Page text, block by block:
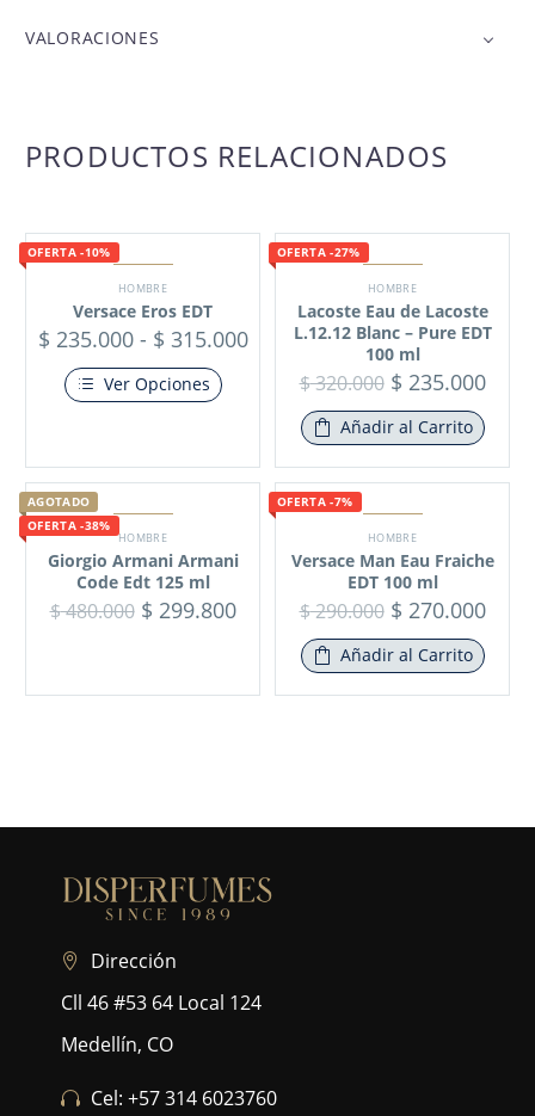
VALORACIONES
PRODUCTOS RELACIONADOS
OFERTA -10%
HOMBRE
Versace Eros EDT
$ 235.000 - $ 315.000
Ver Opciones
OFERTA -27%
HOMBRE
Lacoste Eau de Lacoste
L.12.12 Blanc – Pure EDT
100 ml
$320.000 $ 235.000
Añadir al Carrito
AGOTADO
OFERTA -38%
HOMBRE
Giorgio Armani Armani
Code Edt 125 ml
$480.000 $ 299.800
OFERTA -7%
HOMBRE
Versace Man Eau Fraiche
EDT 100 ml
$290.000 $ 270.000
Añadir al Carrito
Dirección
Cll 46 #53 64 Local 124
Medellín, CO
Cel: +57 314 6023760